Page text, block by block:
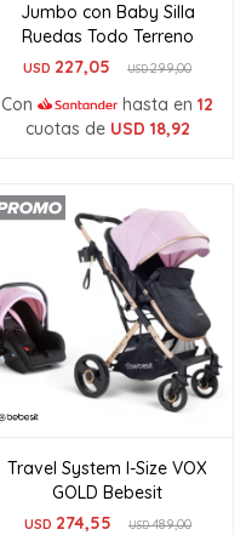
Jumbo con Baby Silla
Ruedas Todo Terreno
USD 227,05 USD299,00
Con hasta en 12
cuotas de USD 18,92
Travel System I-Size VOX
GOLD Bebesit
USD 274,55 USD489,00